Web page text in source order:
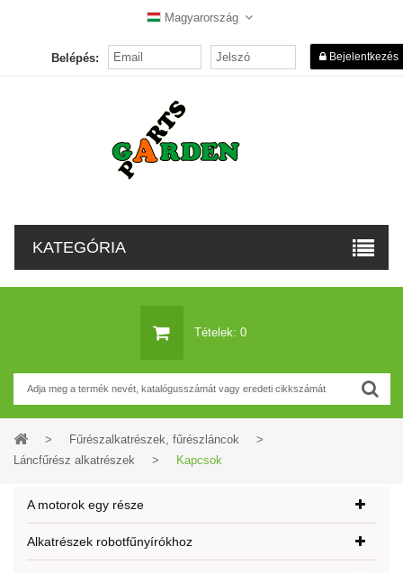
Magyarország
Belépés: Bejelentkezés
KATEGÓRIA
Tételek: 0
> Fűrészalkatrészek, fűrészláncok
>
Láncfűrész alkatrészek
> Kapcsok
A motorok egy része
Alkatrészek robotfűnyírókhoz